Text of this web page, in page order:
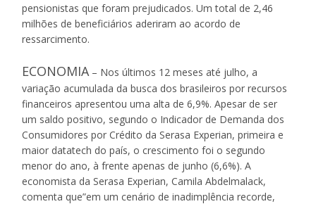
pensionistas que foram prejudicados. Um total de 2,46
milhões de beneficiários aderiram ao acordo de
ressarcimento.
ECONOMIA – Nos últimos 12 meses até julho, a
variação acumulada da busca dos brasileiros por recursos
financeiros apresentou uma alta de 6,9%. Apesar de ser
um saldo positivo, segundo o Indicador de Demanda dos
Consumidores por Crédito da Serasa Experian, primeira e
maior datatech do país, o crescimento foi o segundo
menor do ano, à frente apenas de junho (6,6%). A
economista da Serasa Experian, Camila Abdelmalack,
comenta que”em um cenário de inadimplência recorde,